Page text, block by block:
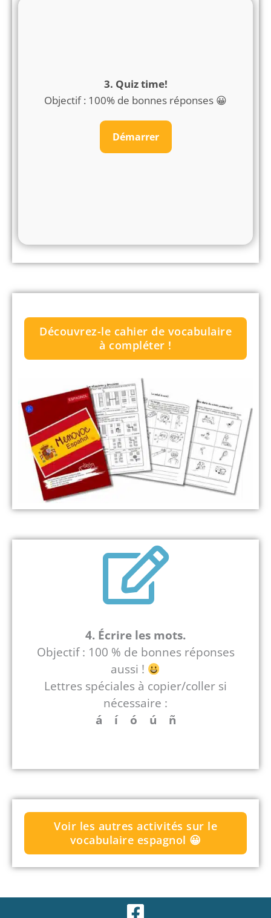
3. Quiz time!
Objectif : 100% de bonnes réponses 😀
Découvrez-le cahier de vocabulaire
à compléter !
4. Écrire les mots.
Objectif : 100 % de bonnes réponses
aussi !
Lettres spéciales à copier/coller si
nécessaire :
á í ó ú ñ
Voir les autres activités sur le
vocabulaire espagnol 😀